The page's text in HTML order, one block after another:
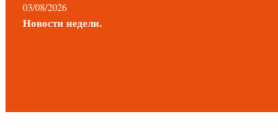
03/08/2026
Новости недели.